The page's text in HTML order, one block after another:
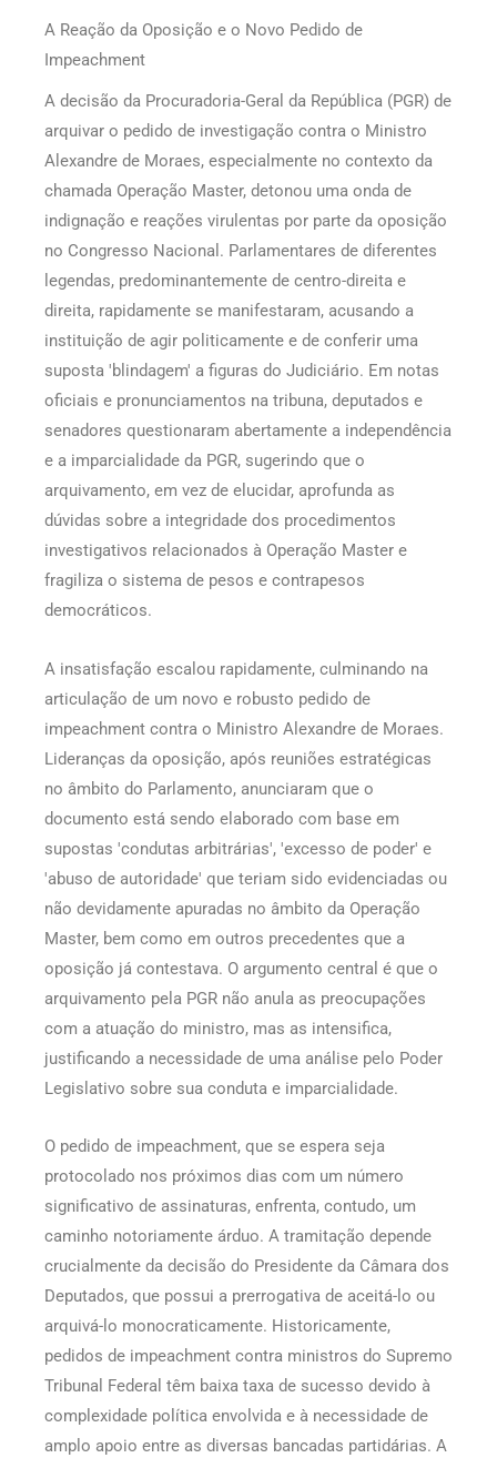
A Reação da Oposição e o Novo Pedido de
Impeachment
A decisão da Procuradoria-Geral da República (PGR) de
arquivar o pedido de investigação contra o Ministro
Alexandre de Moraes, especialmente no contexto da
chamada Operação Master, detonou uma onda de
indignação e reações virulentas por parte da oposição
no Congresso Nacional. Parlamentares de diferentes
legendas, predominantemente de centro-direita e
direita, rapidamente se manifestaram, acusando a
instituição de agir politicamente e de conferir uma
suposta 'blindagem' a figuras do Judiciário. Em notas
oficiais e pronunciamentos na tribuna, deputados e
senadores questionaram abertamente a independência
e a imparcialidade da PGR, sugerindo que o
arquivamento, em vez de elucidar, aprofunda as
dúvidas sobre a integridade dos procedimentos
investigativos relacionados à Operação Master e
fragiliza o sistema de pesos e contrapesos
democráticos.
A insatisfação escalou rapidamente, culminando na
articulação de um novo e robusto pedido de
impeachment contra o Ministro Alexandre de Moraes.
Lideranças da oposição, após reuniões estratégicas
no âmbito do Parlamento, anunciaram que o
documento está sendo elaborado com base em
supostas 'condutas arbitrárias', 'excesso de poder' e
'abuso de autoridade' que teriam sido evidenciadas ou
não devidamente apuradas no âmbito da Operação
Master, bem como em outros precedentes que a
oposição já contestava. O argumento central é que o
arquivamento pela PGR não anula as preocupações
com a atuação do ministro, mas as intensifica,
justificando a necessidade de uma análise pelo Poder
Legislativo sobre sua conduta e imparcialidade.
O pedido de impeachment, que se espera seja
protocolado nos próximos dias com um número
significativo de assinaturas, enfrenta, contudo, um
caminho notoriamente árduo. A tramitação depende
crucialmente da decisão do Presidente da Câmara dos
Deputados, que possui a prerrogativa de aceitá-lo ou
arquivá-lo monocraticamente. Historicamente,
pedidos de impeachment contra ministros do Supremo
Tribunal Federal têm baixa taxa de sucesso devido à
complexidade política envolvida e à necessidade de
amplo apoio entre as diversas bancadas partidárias. A